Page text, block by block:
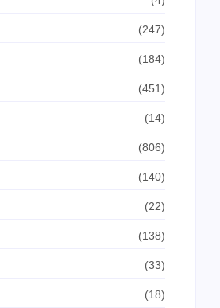
(247)
(184)
(451)
(14)
(806)
(140)
(22)
(138)
(33)
(18)